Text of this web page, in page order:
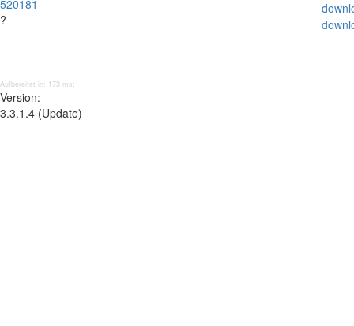
520181
?
Aufbereitet in: 173 ms;
Version:
3.3.1.4 (Update)